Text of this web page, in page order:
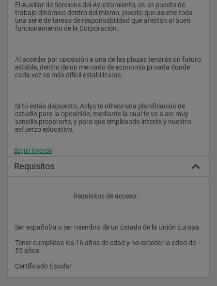
El Auxiliar de Servicios del Ayuntamiento, es un puesto de
trabajo dinámico dentro del mismo, puesto que asume toda
una serie de tareas de responsabilidad que afectan al buen
funcionamiento de la Corporación.
Al acceder por oposición a una de las plazas tendrás un futuro
estable, dentro de un mercado de economía privada donde
cada vez es más difícil estabilizarse.
Si tú estás dispuesto, Aclys te ofrece una planificación de
estudio para la oposición, mediante la cual te va a ser muy
sencillo prepararte, y para que empleando interés y nuestro
esfuerzo educativo,
tiempo seas Auxiliar de Servicios, mejorando tu vida
puesto de trabajo. Auxiliar de Servicios de Corporaciones
Locales
Seguir leyendo
Requisitos
					Requisitos de acceso:
Ser español/a o ser miembro de un Estado de la Unión Europa.
Tener cumplidos los 16 años de edad y no exceder la edad de
55 años.
Certificado Escolar